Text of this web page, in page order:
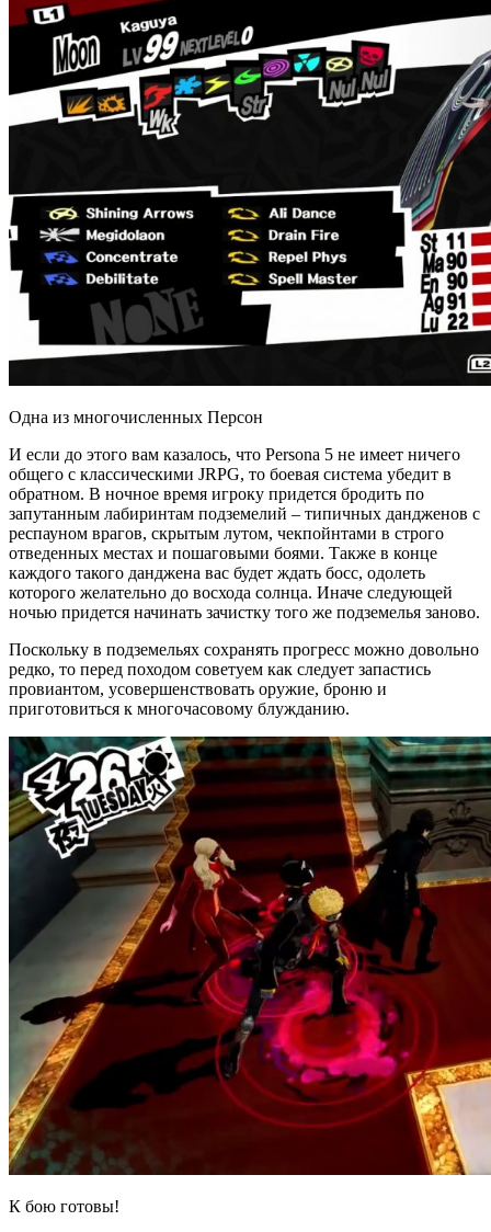
Одна из многочисленных Персон
И если до этого вам казалось, что Persona 5 не имеет ничего
общего с классическими JRPG, то боевая система убедит в
обратном. В ночное время игроку придется бродить по
запутанным лабиринтам подземелий – типичных дандженов с
респауном врагов, скрытым лутом, чекпойнтами в строго
отведенных местах и пошаговыми боями. Также в конце
каждого такого данджена вас будет ждать босс, одолеть
которого желательно до восхода солнца. Иначе следующей
ночью придется начинать зачистку того же подземелья заново.
Поскольку в подземельях сохранять прогресс можно довольно
редко, то перед походом советуем как следует запастись
провиантом, усовершенствовать оружие, броню и
приготовиться к многочасовому блужданию.
К бою готовы!